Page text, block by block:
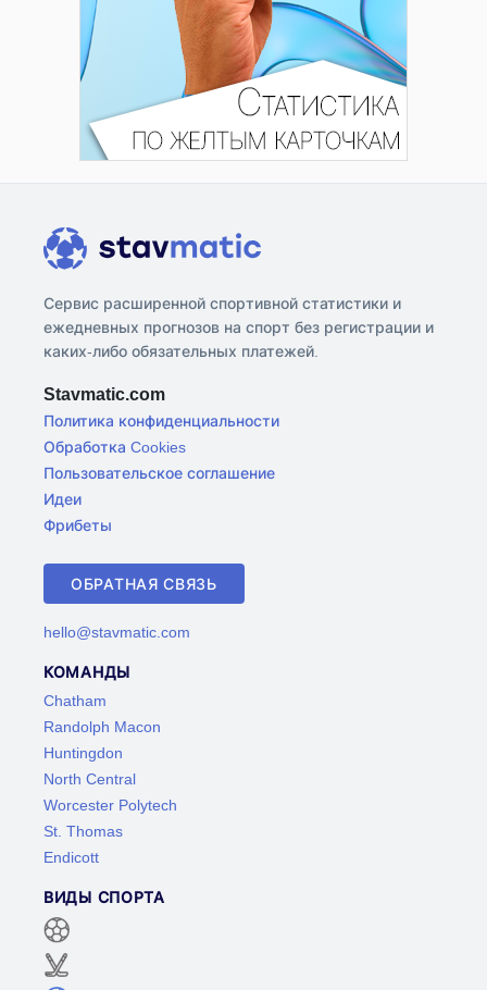
Сервис расширенной спортивной статистики и
ежедневных прогнозов на спорт без регистрации и
каких-либо обязательных платежей.
Stavmatic.com
Политика конфиденциальности
Обработка Cookies
Пользовательское соглашение
Идеи
Фрибеты
ОБРАТНАЯ СВЯЗЬ
hello@stavmatic.com
КОМАНДЫ
Chatham
Randolph Macon
Huntingdon
North Central
Worcester Polytech
St. Thomas
Endicott
ВИДЫ СПОРТА